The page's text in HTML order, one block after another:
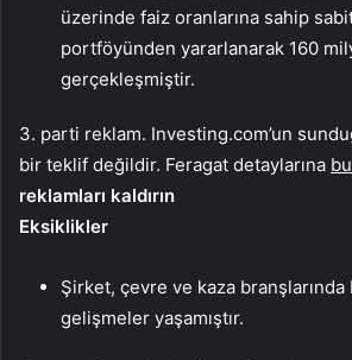
üzerinde faiz oranlarına sahip
portföyünden yararlanarak 160
gerçekleşmiştir.
3. parti reklam. Investing.com’un
bir teklif değildir. Feragat detaylarına
reklamları kaldırın
Eksiklikler
Şirket, çevre ve kaza branşlarında
gelişmeler yaşamıştır.